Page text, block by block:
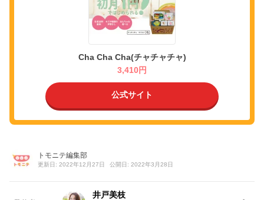
Cha Cha Cha(チャチャチャ)
3,410円
公式サイト
トモニテ編集部
更新日: 2022年12月27日 公開日: 2022年3月28日
井戸美枝